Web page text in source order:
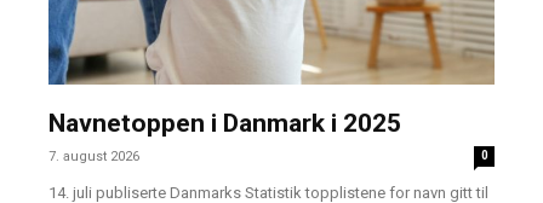
Navnetoppen i Danmark i 2025
7. august 2026 0
14. juli publiserte Danmarks Statistik topplistene for navn gitt til